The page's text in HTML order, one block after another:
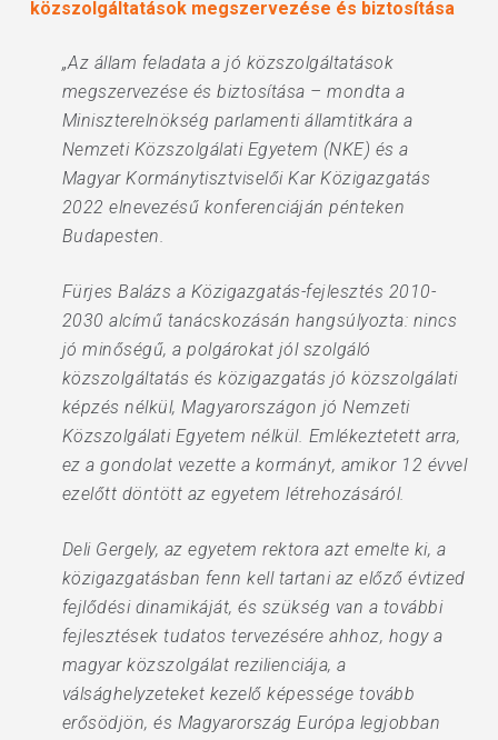
közszolgáltatások megszervezése és biztosítása
„Az állam feladata a jó közszolgáltatások
megszervezése és biztosítása – mondta a
Miniszterelnökség parlamenti államtitkára a
Nemzeti Közszolgálati Egyetem (NKE) és a
Magyar Kormánytisztviselői Kar Közigazgatás
2022 elnevezésű konferenciáján pénteken
Budapesten.
Fürjes Balázs a Közigazgatás-fejlesztés 2010-
2030 alcímű tanácskozásán hangsúlyozta: nincs
jó minőségű, a polgárokat jól szolgáló
közszolgáltatás és közigazgatás jó közszolgálati
képzés nélkül, Magyarországon jó Nemzeti
Közszolgálati Egyetem nélkül. Emlékeztetett arra,
ez a gondolat vezette a kormányt, amikor 12 évvel
ezelőtt döntött az egyetem létrehozásáról.
Deli Gergely, az egyetem rektora azt emelte ki, a
közigazgatásban fenn kell tartani az előző évtized
fejlődési dinamikáját, és szükség van a további
fejlesztések tudatos tervezésére ahhoz, hogy a
magyar közszolgálat rezilienciája, a
válsághelyzeteket kezelő képessége tovább
erősödjön, és Magyarország Európa legjobban